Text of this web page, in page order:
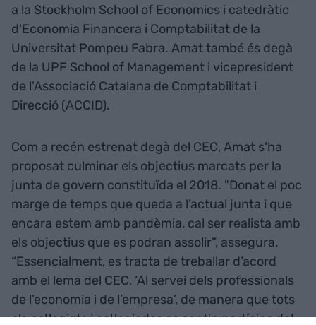
a la Stockholm School of Economics i catedràtic
d'Economia Financera i Comptabilitat de la
Universitat Pompeu Fabra. Amat també és degà
de la UPF School of Management i vicepresident
de l'Associació Catalana de Comptabilitat i
Direcció (ACCID).
Com a recén estrenat degà del CEC, Amat s'ha
proposat culminar els objectius marcats per la
junta de govern constituïda el 2018. "Donat el poc
marge de temps que queda a l’actual junta i que
encara estem amb pandèmia, cal ser realista amb
els objectius que es podran assolir”, assegura.
“Essencialment, es tracta de treballar d’acord
amb el lema del CEC, ‘Al servei dels professionals
de l’economia i de l’empresa’, de manera que tots
els col·legiats i col·legiades se sentin partícips del